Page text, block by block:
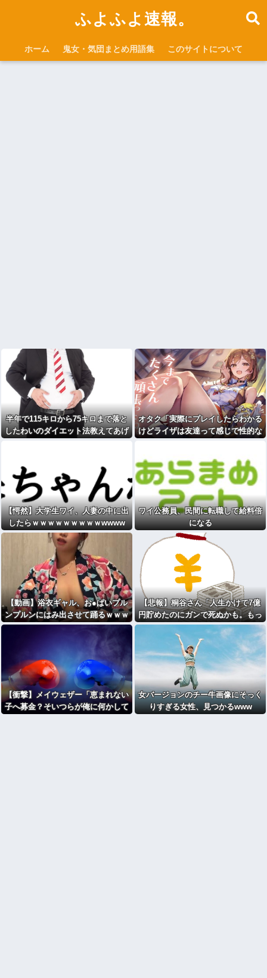
ふよふよ速報。
ホーム 鬼女・気団まとめ用語集 このサイトについて
半年で115キロから75キロまで落と
したわいのダイエット法教えてあげ
オタク「実際にプレイしたらわかる
けどライザは友達って感じで性的な
【愕然】大学生ワイ、人妻の中に出
したらｗｗｗｗｗｗｗｗｗwwww
ワイ公務員、民間に転職して給料倍
になる
【動画】浴衣ギャル、お●ぱいプル
ンプルンにはみ出させて踊るｗｗｗ
ｗｗｗ
【悲報】桐谷さん「人生かけて7億
円貯めたのにガンで死ぬかも。もっ
と素直に遊べばよかった」
【衝撃】メイウェザー「恵まれない
子へ募金？そいつらが俺に何かして
女バージョンのチー牛画像にそっく
りすぎる女性、見つかるwww